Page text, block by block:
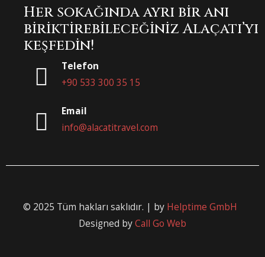
Her sokağında ayrı bir anı
biriktirebileceğiniz Alaçatı’yı
keşfedin!
Telefon
+90 533 300 35 15
Email
info@alacatitravel.com
© 2025 Tüm hakları saklıdır. | by Helptime GmbH
Designed byCall Go Web